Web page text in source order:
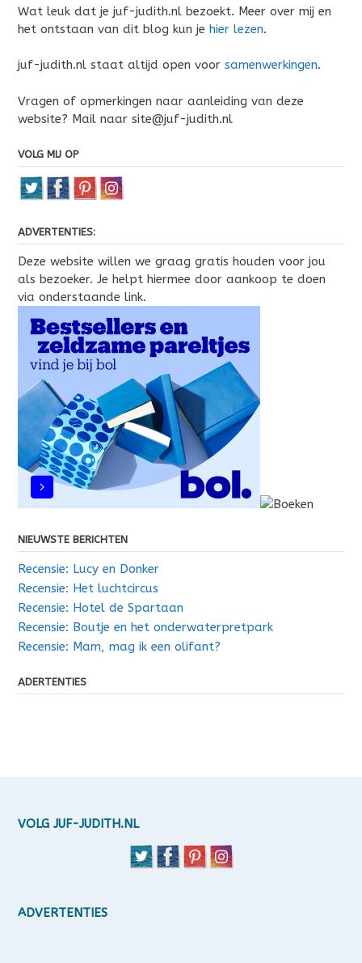
Wat leuk dat je juf-judith.nl bezoekt. Meer over mij en
het ontstaan van dit blog kun je hier lezen.
juf-judith.nl staat altijd open voor samenwerkingen.
Vragen of opmerkingen naar aanleiding van deze
website? Mail naar site@juf-judith.nl
VOLG MIJ OP
ADVERTENTIES:
Deze website willen we graag gratis houden voor jou
als bezoeker. Je helpt hiermee door aankoop te doen
via onderstaande link.
NIEUWSTE BERICHTEN
Recensie: Lucy en Donker
Recensie: Het luchtcircus
Recensie: Hotel de Spartaan
Recensie: Boutje en het onderwaterpretpark
Recensie: Mam, mag ik een olifant?
ADERTENTIES
VOLG JUF-JUDITH.NL
ADVERTENTIES